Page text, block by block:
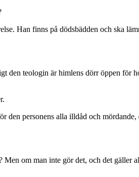
Han finns på dödsbädden och ska
den teologin är himlens dörr öppen för
den personens alla illdåd och mördande,
om man inte gör det, och det gäller